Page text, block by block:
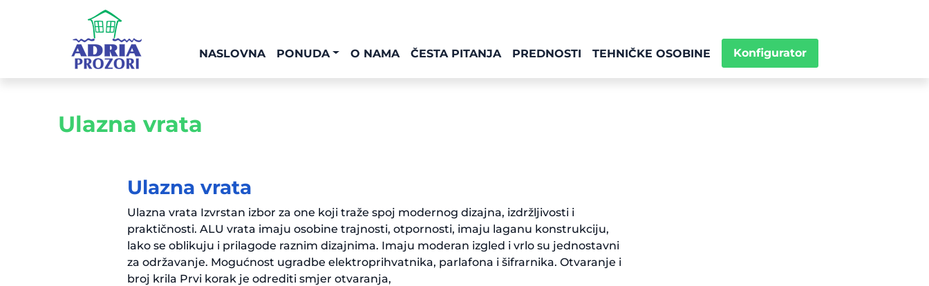
NASLOVNA PONUDA O NAMA ČESTA PITANJA PREDNOSTI TEHNIČKE OSOBINE Konfigurator
Ulazna vrata
Ulazna vrata
Ulazna vrata Izvrstan izbor za one koji traže spoj modernog dizajna, izdržljivosti i
praktičnosti. ALU vrata imaju osobine trajnosti, otpornosti, imaju laganu konstrukciju,
lako se oblikuju i prilagode raznim dizajnima. Imaju moderan izgled i vrlo su jednostavni
za održavanje. Mogućnost ugradbe elektroprihvatnika, parlafona i šifrarnika. Otvaranje i
broj krila Prvi korak je odrediti smjer otvaranja,